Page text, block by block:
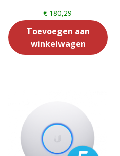
€ 180,29
Toevoegen aan
winkelwagen